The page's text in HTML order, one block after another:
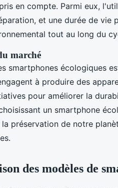
en compte. Parmi eux,
et une durée de vie
tout au long du
marché
smartphones écologiques
à produire des
pour améliorer la
un smartphone
préservation de notre
des modèles de